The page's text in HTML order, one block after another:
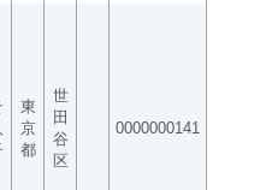
東
京
都
世
田
谷
区
0000000141